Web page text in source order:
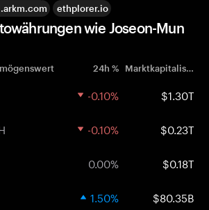
ethplorer.io
wie Joseon-Mun
24h % Marktkapitalisierung
-0.10% $1.30T
-0.10% $0.23T
0.00% $0.18T
1.50% $80.35B